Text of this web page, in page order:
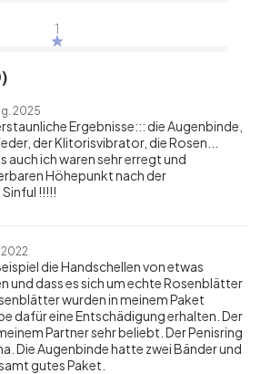
1
2025
Ergebnisse::: die Augenbinde,
der Klitorisvibrator, die Rosen...
auch ich waren sehr erregt und
Höhepunkt nach der
!!!!!
die Handschellen von etwas
und dass es sich um echte Rosenblätter
wurden in meinem Paket
dafür eine Entschädigung erhalten. Der
Partner sehr beliebt. Der Penisring
Die Augenbinde hatte zwei Bänder und
gutes Paket.